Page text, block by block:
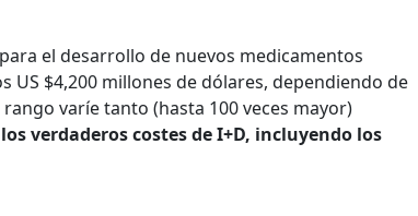
el desarrollo de nuevos medicamentos
US $4,200 millones de dólares, dependiendo de
varíe tanto (hasta 100 veces mayor)
verdaderos costes de I+D, incluyendo los